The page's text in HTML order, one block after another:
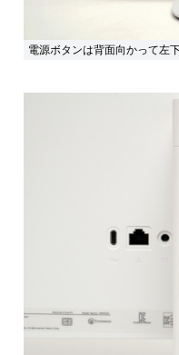
電源ボタンは背面向かって左